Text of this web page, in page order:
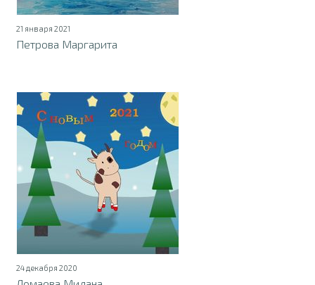
21 января 2021
Петрова Маргарита
24 декабря 2020